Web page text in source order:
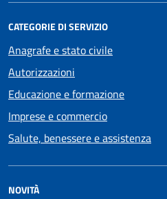
CATEGORIE DI SERVIZIO
Anagrafe e stato civile
Autorizzazioni
Educazione e formazione
Imprese e commercio
Salute, benessere e assistenza
NOVITÀ